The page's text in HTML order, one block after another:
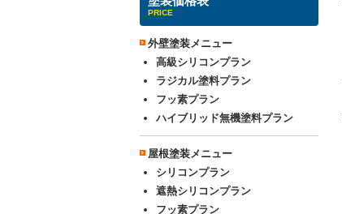
PRICE
外壁塗装メニュー
高級シリコンプラン
ラジカル塗料プラン
フッ素プラン
ハイブリッド無機塗料プラン
屋根塗装メニュー
シリコンプラン
遮熱シリコンプラン
フッ素プラン